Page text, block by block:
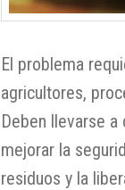
El problema
agricultores,
Deben llevarse
mejorar la
residuos y la